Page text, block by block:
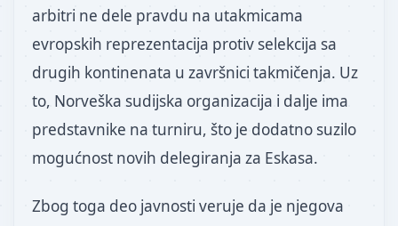
arbitri ne dele pravdu na utakmicama
evropskih reprezentacija protiv selekcija sa
drugih kontinenata u završnici takmičenja. Uz
to, Norveška sudijska organizacija i dalje ima
predstavnike na turniru, što je dodatno suzilo
mogućnost novih delegiranja za Eskasa.
Zbog toga deo javnosti veruje da je njegova